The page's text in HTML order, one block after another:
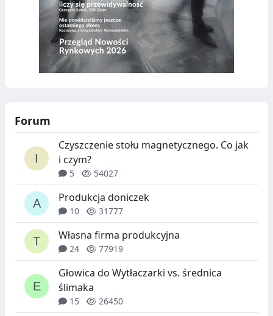
Forum
Czyszczenie stołu magnetycznego. Co jak
i czym?
5 54027
Produkcja doniczek
10 31777
Własna firma produkcyjna
24 77919
Głowica do Wytłaczarki vs. średnica
ślimaka
15 26450